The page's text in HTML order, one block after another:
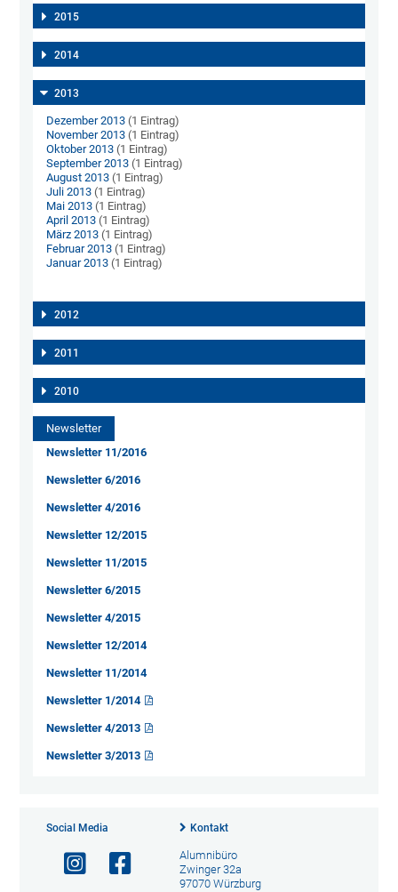
2015
2014
2013
Dezember 2013 (1 Eintrag)
November 2013 (1 Eintrag)
Oktober 2013 (1 Eintrag)
September 2013 (1 Eintrag)
August 2013 (1 Eintrag)
Juli 2013 (1 Eintrag)
Mai 2013 (1 Eintrag)
April 2013 (1 Eintrag)
März 2013 (1 Eintrag)
Februar 2013 (1 Eintrag)
Januar 2013 (1 Eintrag)
2012
2011
2010
Newsletter
Newsletter 11/2016
Newsletter 6/2016
Newsletter 4/2016
Newsletter 12/2015
Newsletter 11/2015
Newsletter 6/2015
Newsletter 4/2015
Newsletter 12/2014
Newsletter 11/2014
Newsletter 1/2014
Newsletter 4/2013
Newsletter 3/2013
Social Media Kontakt
Alumnibüro
Zwinger 32a
97070 Würzburg